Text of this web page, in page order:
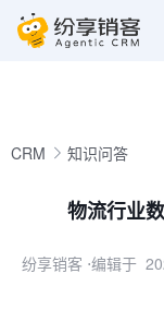
CRM 知识问答
物流行业
纷享销客 ⋅编辑于